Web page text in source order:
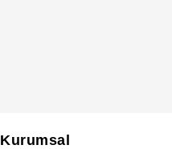
Kurumsal